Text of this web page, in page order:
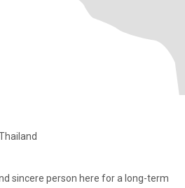
sincere person here for a long-term